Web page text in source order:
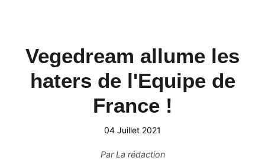
Vegedream allume les
haters de l'Equipe de
France !
04 Juillet 2021
ParLa rédaction